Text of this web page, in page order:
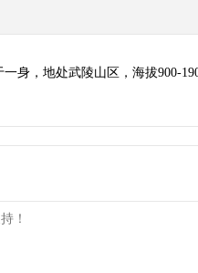
身，地处武陵山区，海拔900-